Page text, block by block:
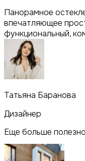
Панорамное
впечатляющее
функциональный,
Татьяна Баранова
Дизайнер
Еще больше